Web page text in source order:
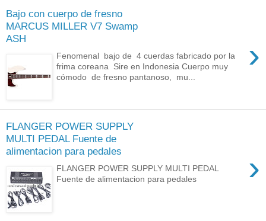
Bajo con cuerpo de fresno
MARCUS MILLER V7 Swamp
ASH
›
Fenomenal bajo de 4 cuerdas fabricado por la
frima coreana Sire en Indonesia Cuerpo muy
cómodo de fresno pantanoso, mu...
FLANGER POWER SUPPLY
MULTI PEDAL Fuente de
alimentacion para pedales
›
FLANGER POWER SUPPLY MULTI PEDAL
Fuente de alimentacion para pedales